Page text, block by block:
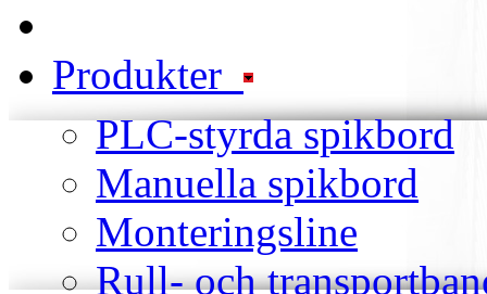
Produkter
PLC-styrda spikbord
Manuella spikbord
Monteringsline
Rull- och